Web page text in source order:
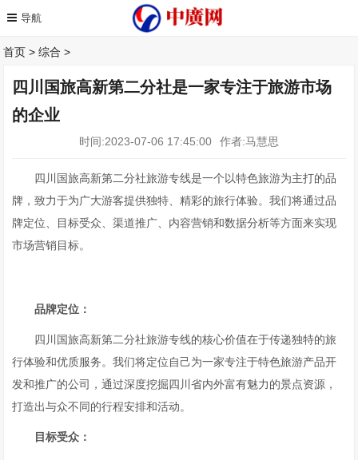
首页 >综合 >
四川国旅高新第二分社是一家专注于旅游市场
的企业
时间:2023-07-06 17:45:00 作者:马慧思
四川国旅高新第二分社旅游专线是一个以特色旅游为主打的品
牌，致力于为广大游客提供独特、精彩的旅行体验。我们将通过品
牌定位、目标受众、渠道推广、内容营销和数据分析等方面来实现
市场营销目标。
品牌定位：
四川国旅高新第二分社旅游专线的核心价值在于传递独特的旅
行体验和优质服务。我们将定位自己为一家专注于特色旅游产品开
发和推广的公司，通过深度挖掘四川省内外富有魅力的景点资源，
打造出与众不同的行程安排和活动。
目标受众：